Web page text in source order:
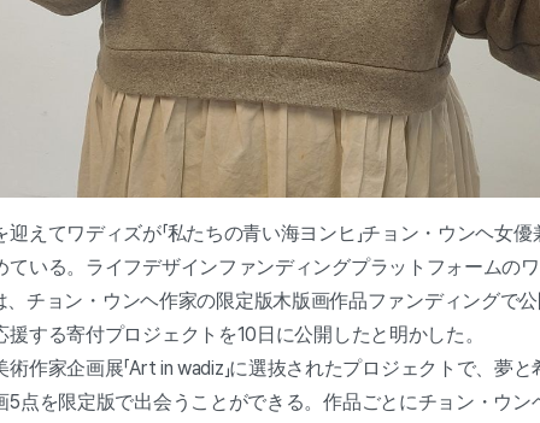
えてワディズが「私たちの青い海ヨンヒ」チョン・ウンヘ女
ている。ライフデザインファンディングプラットフォームの
、チョン・ウンヘ作家の限定版木版画作品ファンディングで
する寄付プロジェクトを10日に公開したと明かした。
作家企画展「Art in wadiz」に選抜されたプロジェクトで、夢
5点を限定版で出会うことができる。作品ごとにチョン・ウン